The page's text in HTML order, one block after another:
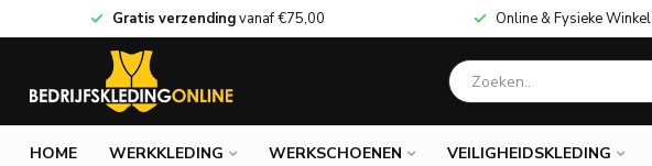
Gratis verzendingvanaf€75,00 Online & Fysieke Winkel
HOME WERKKLEDING WERKSCHOENEN VEILIGHEIDSKLEDING